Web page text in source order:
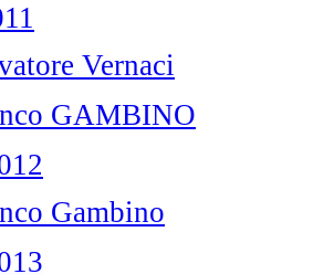
Vernaci
GAMBINO
Gambino